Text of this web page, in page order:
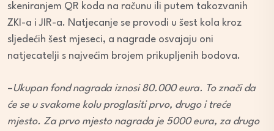
skeniranjem QR koda na računu ili putem takozvanih
ZKI-a i JIR-a. Natjecanje se provodi u šest kola kroz
sljedećih šest mjeseci, a nagrade osvajaju oni
natjecatelji s najvećim brojem prikupljenih bodova.
–Ukupan fond nagrada iznosi 80.000 eura. To znači da
će se u svakome kolu proglasiti prvo, drugo i treće
mjesto. Za prvo mjesto nagrada je 5000 eura, za drugo